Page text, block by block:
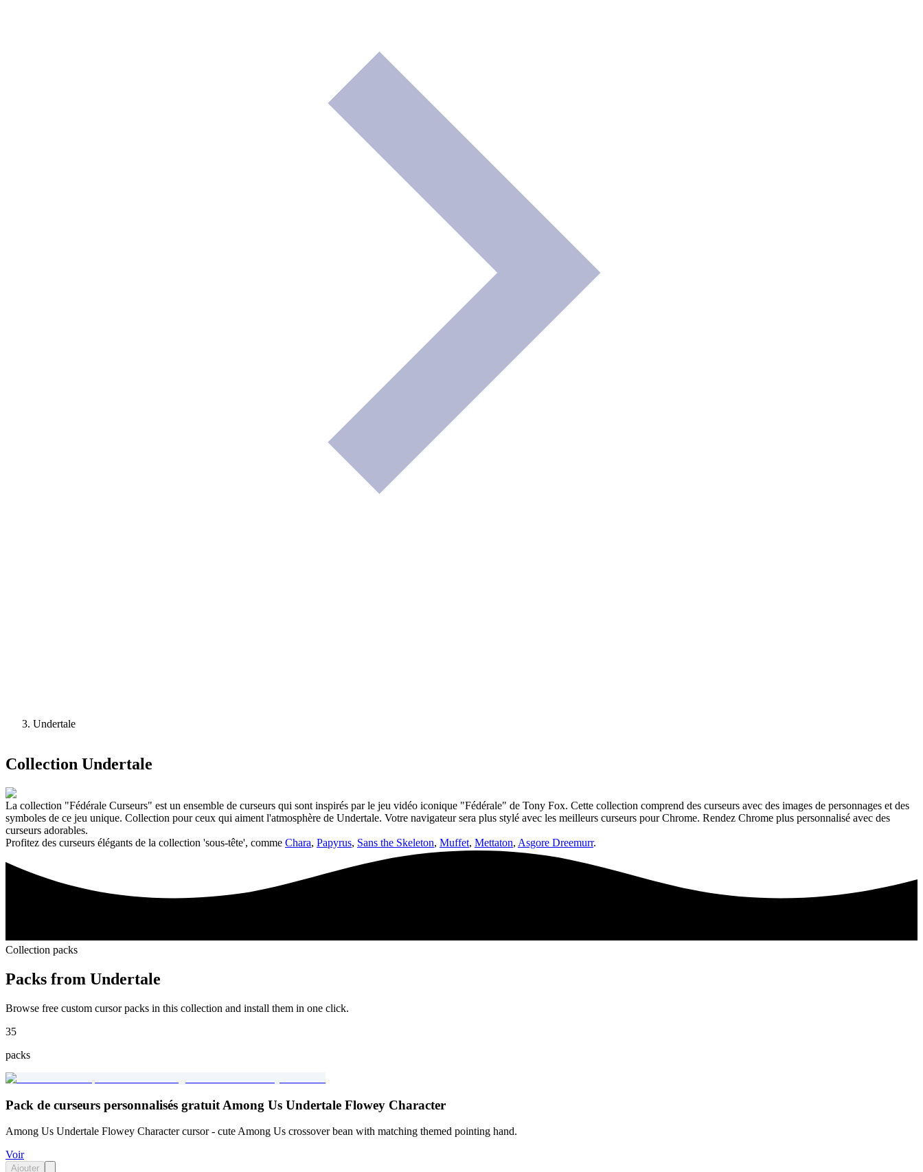
Undertale
Collection Undertale
La collection "Fédérale Curseurs" est un ensemble de curseurs qui sont inspirés par le jeu vidéo iconique "Fédérale" de Tony Fox. Cette collection comprend des curseurs avec des images de personnages et des
symboles de ce jeu unique. Collection pour ceux qui aiment l'atmosphère de Undertale. Votre navigateur sera plus stylé avec les meilleurs curseurs pour Chrome. Rendez Chrome plus personnalisé avec des
curseurs adorables.
Profitez des curseurs élégants de la collection 'sous-tête', comme Chara, Papyrus, Sans the Skeleton, Muffet, Mettaton, Asgore Dreemurr.
Collection packs
Packs from Undertale
Browse free custom cursor packs in this collection and install them in one click.
35
packs
Pack de curseurs personnalisés gratuit Among Us Undertale Flowey Character
Among Us Undertale Flowey Character cursor - cute Among Us crossover bean with matching themed pointing hand.
Voir
Ajouter